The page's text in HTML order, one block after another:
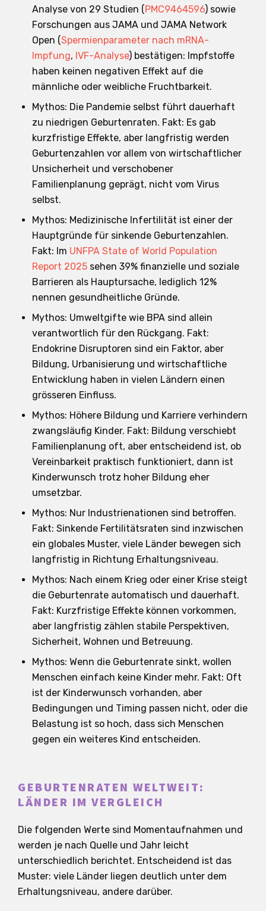
Analyse von 29 Studien (PMC9464596) sowie
Forschungen aus JAMA und JAMA Network
Open (Spermienparameter nach mRNA-
Impfung, IVF-Analyse) bestätigen: Impfstoffe
haben keinen negativen Effekt auf die
männliche oder weibliche Fruchtbarkeit.
Mythos: Die Pandemie selbst führt dauerhaft
zu niedrigen Geburtenraten. Fakt: Es gab
kurzfristige Effekte, aber langfristig werden
Geburtenzahlen vor allem von wirtschaftlicher
Unsicherheit und verschobener
Familienplanung geprägt, nicht vom Virus
selbst.
Mythos: Medizinische Infertilität ist einer der
Hauptgründe für sinkende Geburtenzahlen.
Fakt: Im UNFPA State of World Population
Report 2025 sehen 39% finanzielle und soziale
Barrieren als Hauptursache, lediglich 12%
nennen gesundheitliche Gründe.
Mythos: Umweltgifte wie BPA sind allein
verantwortlich für den Rückgang. Fakt:
Endokrine Disruptoren sind ein Faktor, aber
Bildung, Urbanisierung und wirtschaftliche
Entwicklung haben in vielen Ländern einen
grösseren Einfluss.
Mythos: Höhere Bildung und Karriere verhindern
zwangsläufig Kinder. Fakt: Bildung verschiebt
Familienplanung oft, aber entscheidend ist, ob
Vereinbarkeit praktisch funktioniert, dann ist
Kinderwunsch trotz hoher Bildung eher
umsetzbar.
Mythos: Nur Industrienationen sind betroffen.
Fakt: Sinkende Fertilitätsraten sind inzwischen
ein globales Muster, viele Länder bewegen sich
langfristig in Richtung Erhaltungsniveau.
Mythos: Nach einem Krieg oder einer Krise steigt
die Geburtenrate automatisch und dauerhaft.
Fakt: Kurzfristige Effekte können vorkommen,
aber langfristig zählen stabile Perspektiven,
Sicherheit, Wohnen und Betreuung.
Mythos: Wenn die Geburtenrate sinkt, wollen
Menschen einfach keine Kinder mehr. Fakt: Oft
ist der Kinderwunsch vorhanden, aber
Bedingungen und Timing passen nicht, oder die
Belastung ist so hoch, dass sich Menschen
gegen ein weiteres Kind entscheiden.
GEBURTENRATEN WELTWEIT:
LÄNDER IM VERGLEICH
Die folgenden Werte sind Momentaufnahmen und
werden je nach Quelle und Jahr leicht
unterschiedlich berichtet. Entscheidend ist das
Muster: viele Länder liegen deutlich unter dem
Erhaltungsniveau, andere darüber.